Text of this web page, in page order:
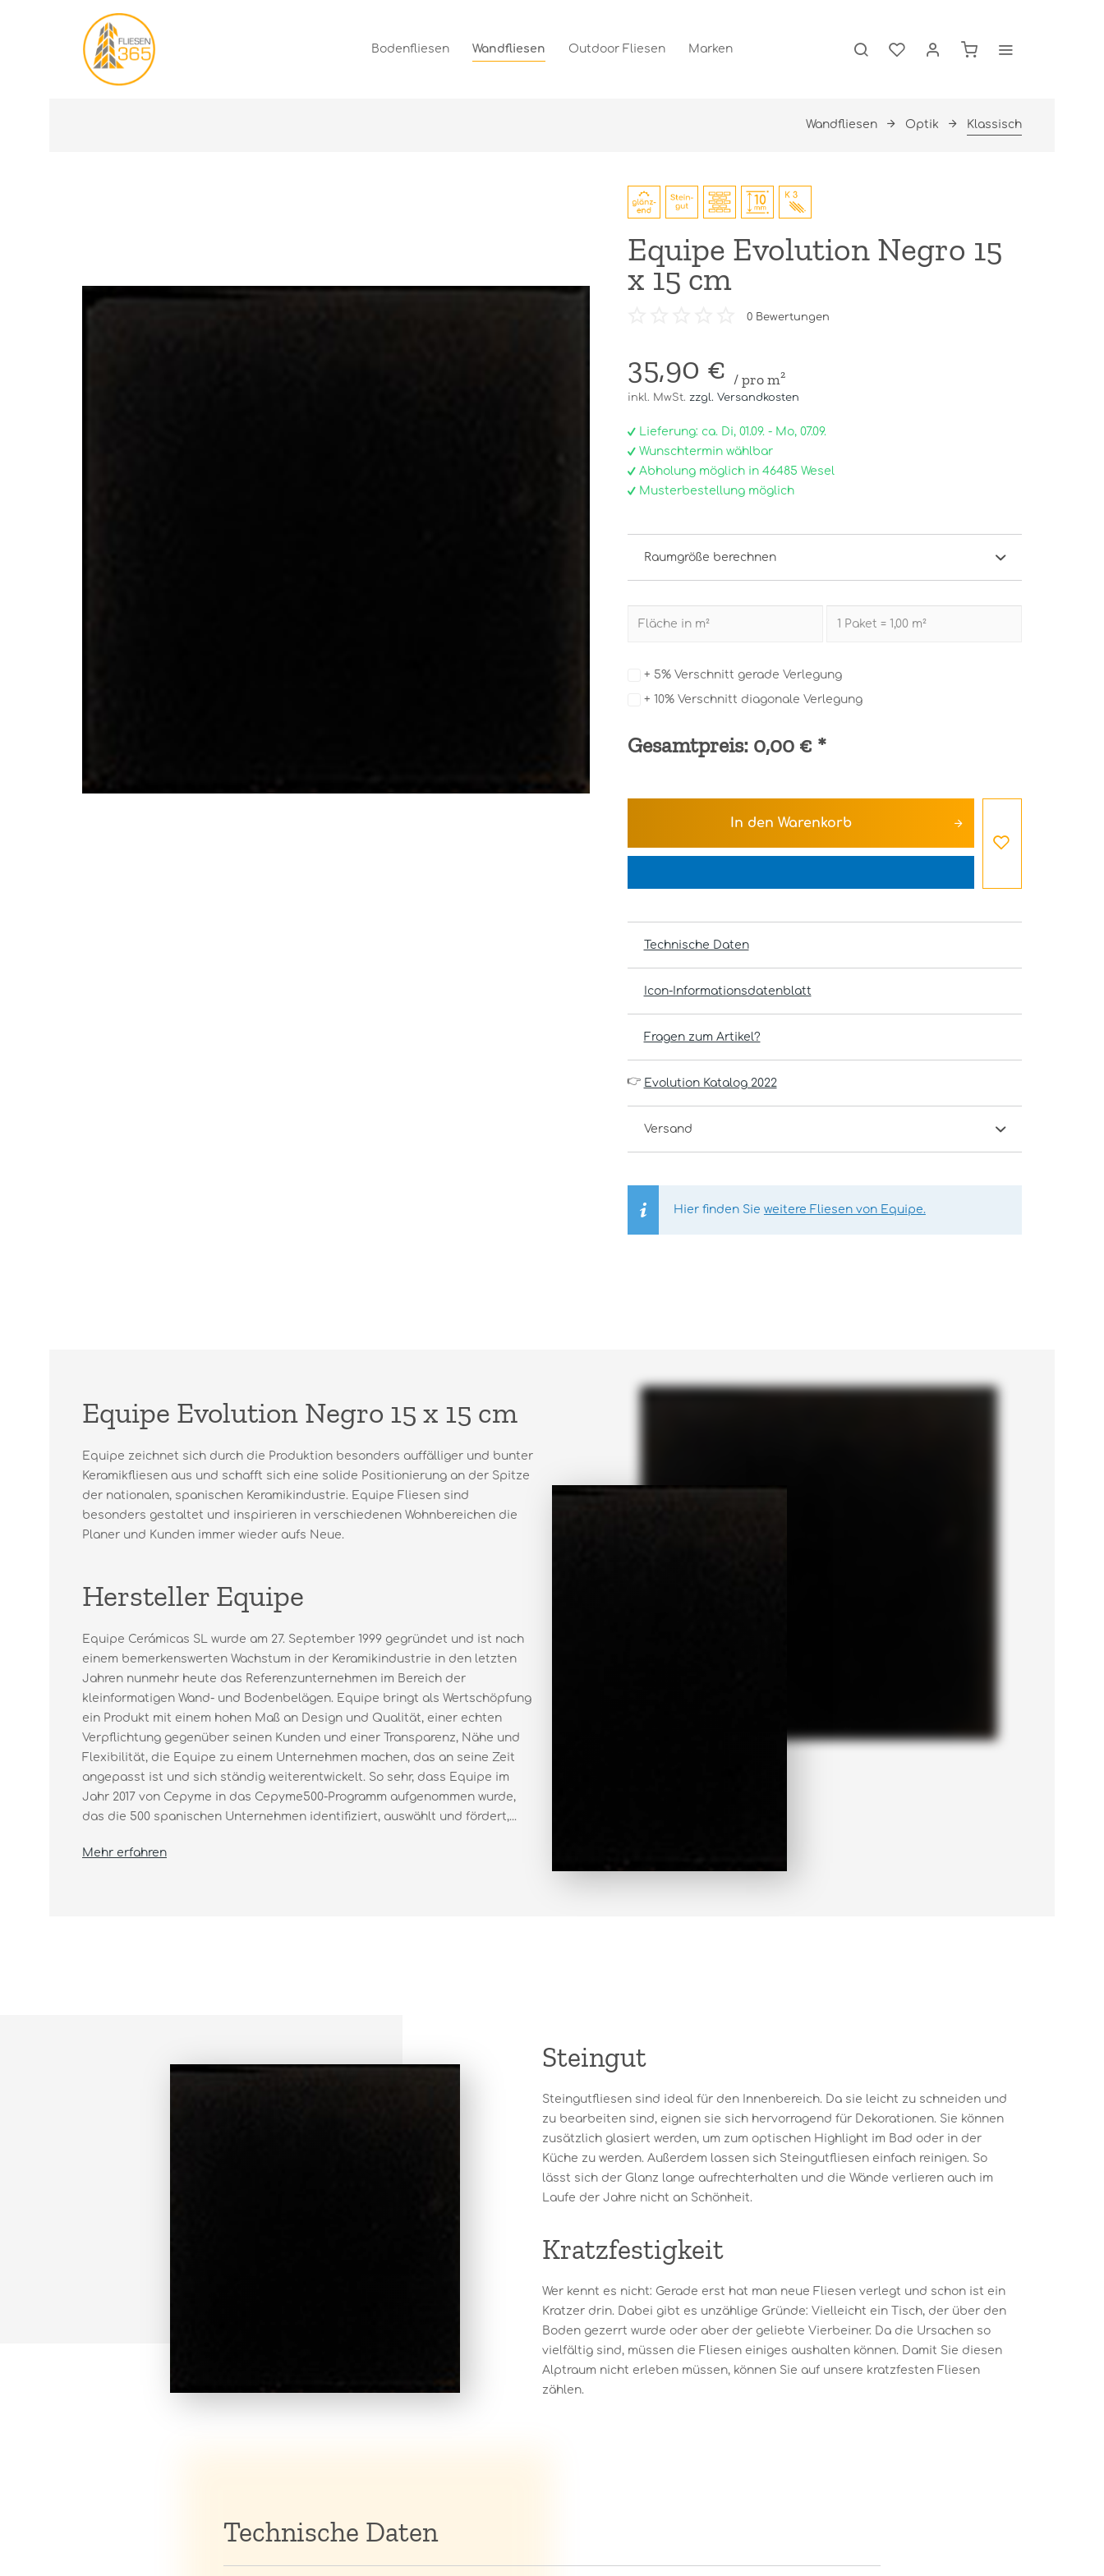
Bodenfliesen Wandfliesen Outdoor Fliesen Marken
Wandfliesen Optik Klassisch
Equipe Evolution Negro 15
x 15 cm
0Bewertungen
35,90 € / pro m²
inkl. MwSt. zzgl. Versandkosten
Lieferung: ca. Di, 01.09. - Mo, 07.09.
Wunschtermin wählbar
Abholung möglich in 46485 Wesel
Musterbestellung möglich
Raumgröße berechnen
+ 5% Verschnitt gerade Verlegung
+ 10% Verschnitt diagonale Verlegung
Gesamtpreis: 0,00 € *
In den Warenkorb
Technische Daten
Icon-Informationsdatenblatt
Fragen zum Artikel?
👉 Evolution Katalog 2022
Versand
Hier finden Sie weitere Fliesen von Equipe.
Equipe Evolution Negro 15 x 15 cm
Equipe zeichnet sich durch die Produktion besonders auffälliger und bunter
Keramikfliesen aus und schafft sich eine solide Positionierung an der Spitze
der nationalen, spanischen Keramikindustrie. Equipe Fliesen sind
besonders gestaltet und inspirieren in verschiedenen Wohnbereichen die
Planer und Kunden immer wieder aufs Neue.
Hersteller Equipe
Equipe Cerámicas SL wurde am 27. September 1999 gegründet und ist nach
einem bemerkenswerten Wachstum in der Keramikindustrie in den letzten
Jahren nunmehr heute das Referenzunternehmen im Bereich der
kleinformatigen Wand- und Bodenbelägen. Equipe bringt als Wertschöpfung
ein Produkt mit einem hohen Maß an Design und Qualität, einer echten
Verpflichtung gegenüber seinen Kunden und einer Transparenz, Nähe und
Flexibilität, die Equipe zu einem Unternehmen machen, das an seine Zeit
angepasst ist und sich ständig weiterentwickelt. So sehr, dass Equipe im
Jahr 2017 von Cepyme in das Cepyme500-Programm aufgenommen wurde,
das die 500 spanischen Unternehmen identifiziert, auswählt und fördert,...
Mehr erfahren
Steingut
Steingutfliesen sind ideal für den Innenbereich. Da sie leicht zu schneiden und
zu bearbeiten sind, eignen sie sich hervorragend für Dekorationen. Sie können
zusätzlich glasiert werden, um zum optischen Highlight im Bad oder in der
Küche zu werden. Außerdem lassen sich Steingutfliesen einfach reinigen. So
lässt sich der Glanz lange aufrechterhalten und die Wände verlieren auch im
Laufe der Jahre nicht an Schönheit.
Kratzfestigkeit
Wer kennt es nicht: Gerade erst hat man neue Fliesen verlegt und schon ist ein
Kratzer drin. Dabei gibt es unzählige Gründe: Vielleicht ein Tisch, der über den
Boden gezerrt wurde oder aber der geliebte Vierbeiner. Da die Ursachen so
vielfältig sind, müssen die Fliesen einiges aushalten können. Damit Sie diesen
Alptraum nicht erleben müssen, können Sie auf unsere kratzfesten Fliesen
zählen.
Technische Daten